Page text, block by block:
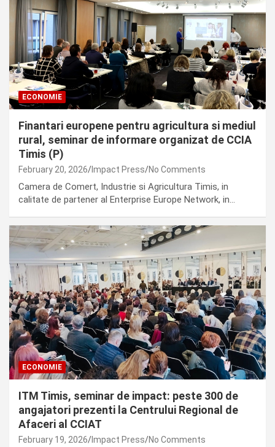
ECONOMIE
Finantari europene pentru agricultura si mediul
rural, seminar de informare organizat de CCIA
Timis (P)
February 20, 2026 Impact Press No Comments
Camera de Comert, Industrie si Agricultura Timis, in
calitate de partener al Enterprise Europe Network, in…
ECONOMIE
ITM Timis, seminar de impact: peste 300 de
angajatori prezenti la Centrului Regional de
Afaceri al CCIAT
February 19, 2026 Impact Press No Comments